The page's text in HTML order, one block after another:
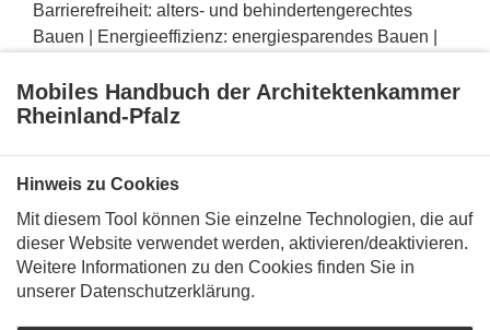
Barrierefreiheit: alters- und behindertengerechtes
Bauen | Energieeffizienz: energiesparendes Bauen |
Arbeitsschutz und Arbeitssicherheit
Geprüfte Listeneinträge
Sicherheits- und Gesundheitsschutzkoordinator
Mobiles Handbuch der Architektenkammer
Rheinland-Pfalz
Hinweis zu Cookies
Mit diesem Tool können Sie einzelne Technologien, die auf
dieser Website verwendet werden, aktivieren/deaktivieren.
Weitere Informationen zu den Cookies finden Sie in
unserer Datenschutzerklärung.